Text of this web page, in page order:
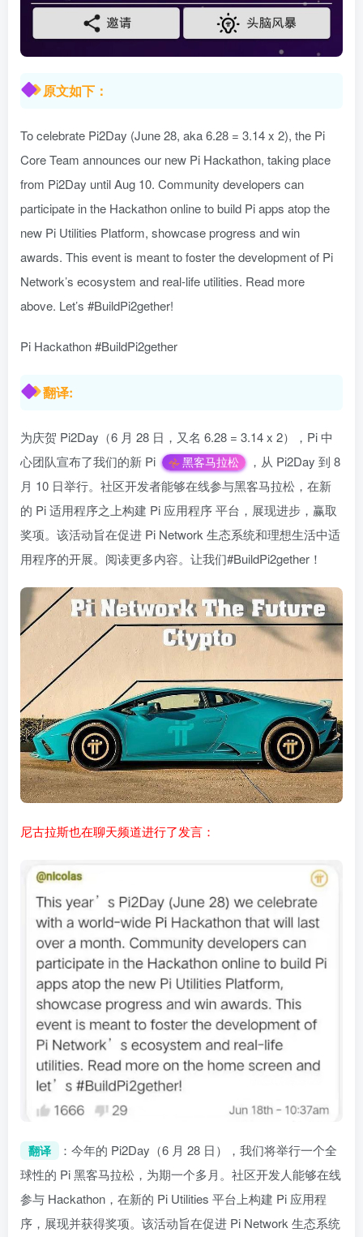
原文如下：
To celebrate Pi2Day (June 28, aka 6.28 = 3.14 x 2), the Pi
Core Team announces our new Pi Hackathon, taking place
from Pi2Day until Aug 10. Community developers can
participate in the Hackathon online to build Pi apps atop the
new Pi Utilities Platform, showcase progress and win
awards. This event is meant to foster the development of Pi
Network’s ecosystem and real-life utilities. Read more
above. Let’s #BuildPi2gether!
Pi Hackathon #BuildPi2gether
翻译:
为庆贺 Pi2Day（6 月 28 日，又名 6.28 = 3.14 x 2），Pi 中
心团队宣布了我们的新 Pi
黑客马拉松
，从 Pi2Day 到 8
月 10 日举行。社区开发者能够在线参与黑客马拉松，在新
的 Pi 适用程序之上构建 Pi 应用程序 平台，展现进步，赢取
奖项。该活动旨在促进 Pi Network 生态系统和理想生活中适
用程序的开展。阅读更多内容。让我们#BuildPi2gether！
尼古拉斯也在聊天频道进行了发言：
翻译
：今年的 Pi2Day（6 月 28 日），我们将举行一个全
球性的 Pi 黑客马拉松，为期一个多月。社区开发人能够在线
参与 Hackathon，在新的 Pi Utilities 平台上构建 Pi 应用程
序，展现并获得奖项。该活动旨在促进 Pi Network 生态系统